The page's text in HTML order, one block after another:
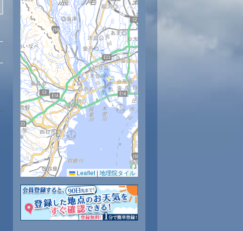
13時 14時 15時 16時 17時 18時 21時
34 35 34 34 33
0.0 0.0 0.0 0.0
56 53 51 56
南 南 南 南
Leaflet | 地理院タイル